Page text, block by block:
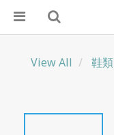
View All 鞋類